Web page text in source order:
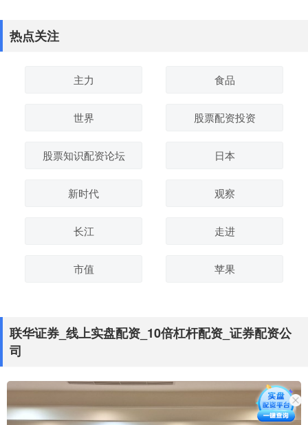
热点关注
主力 食品
世界 股票配资投资
股票知识配资论坛 日本
新时代 观察
长江 走进
市值 苹果
联华证券_线上实盘配资_10倍杠杆配资_证券配资公
司